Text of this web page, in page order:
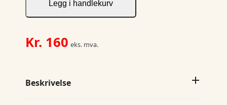
Legg i handlekurv
Kr. 160 eks. mva.
Beskrivelse